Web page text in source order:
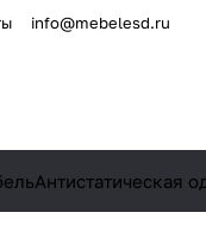
info@mebelesd.ru
Антистатическая